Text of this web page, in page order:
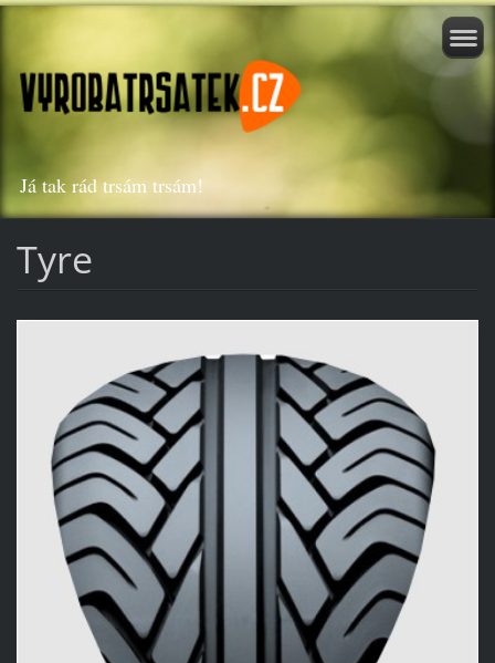
Já tak rád trsám trsám!
Tyre